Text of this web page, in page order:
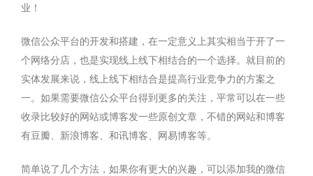
业！
微信公众平台的开发和搭建，在一定意义上其实相当于开了一
个网络分店，也是实现线上线下相结合的一个选择。就目前的
实体发展来说，线上线下相结合是提高行业竞争力的方案之
一。如果需要微信公众平台得到更多的关注，平常可以在一些
收录比较好的网站或博客发一些原创文章，不错的网站和博客
有豆瓣、新浪博客、和讯博客、网易博客等。
简单说了几个方法，如果你有更大的兴趣，可以添加我的微信